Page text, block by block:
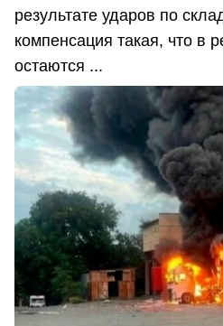
результате ударов по
компенсация такая, что в
остаются ...